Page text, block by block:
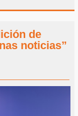
de
noticias”